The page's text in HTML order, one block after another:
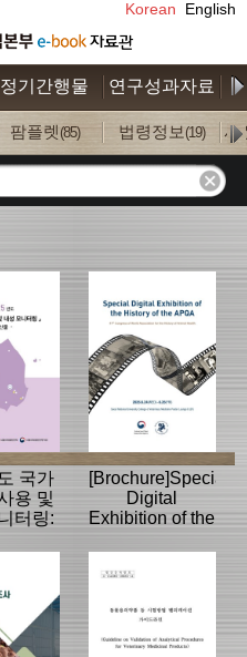
Korean English
정기간행물 연구성과자료
팜플렛 (85) 법령정보(19) 사
국가
용 및
터링:
[Brochure]Special
Digital
Exhibition of the
APQA